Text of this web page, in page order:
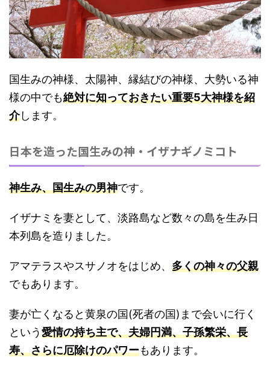
国生みの神様、太陽神、縁結びの神様、大勢いる神
様の中でも絶対に知っておきたい重要5大神様を紹
介します。
日本を造った国生みの神・イザナギノミコト
神生み、国生みの男神です。
イザナミを妻として、淡路島など数々の島を生み日
本列島を造りました。
アマテラスやスサノオをはじめ、 多くの神々の父親
でもあります。
妻が亡くなると黄泉の国(死者の国)まで会いに行く
という愛情の持ち主で、夫婦円満、子孫繁栄、長
寿、さらに厄除けのパワーもあります。